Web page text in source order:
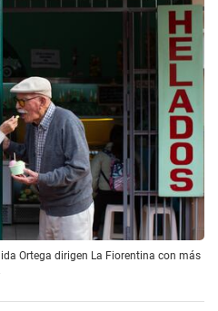
Ortega dirigen La Fiorentina con más